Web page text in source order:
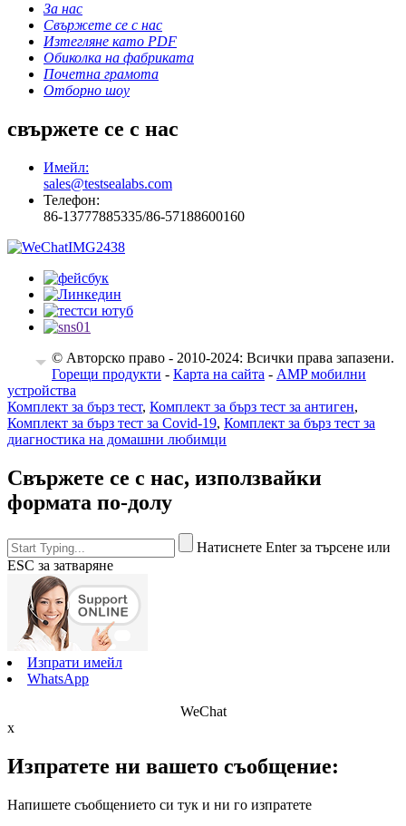
За нас
Свържете се с нас
Изтегляне като PDF
Обиколка на фабриката
Почетна грамота
Отборно шоу
свържете се с нас
Имейл:
sales@testsealabs.com
Телефон:
86-13777885335/86-57188600160
© Авторско право - 2010-2024: Всички права запазени.
Горещи продукти - Карта на сайта - AMP мобилни
устройства
Комплект за бърз тест, Комплект за бърз тест за антиген,
Комплект за бърз тест за Covid-19, Комплект за бърз тест за
диагностика на домашни любимци
Свържете се с нас, използвайки
формата по-долу
Натиснете Enter за търсене или
ESC за затваряне
Изпрати имейл
WhatsApp
WeChat
x
Изпратете ни вашето съобщение:
Напишете съобщението си тук и ни го изпратете